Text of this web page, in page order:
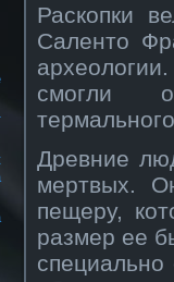
Раскопки
Саленто
смогли
Древние
мертвых.
пещеру,
размер ее
специально